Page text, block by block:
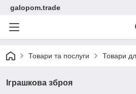
galopom.trade
Товари та послуги Товари
Іграшкова зброя